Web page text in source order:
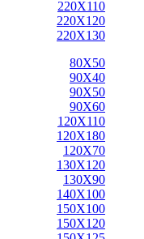
220X110
220X120
220X130
80X50
90X40
90X50
90X60
120X110
120X180
120X70
130X120
130X90
140X100
150X100
150X120